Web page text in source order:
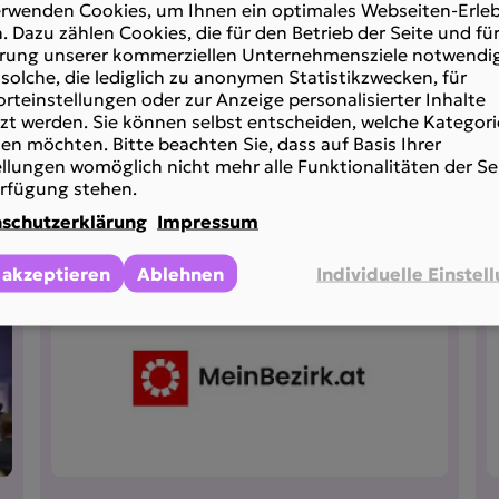
Cookies, um Ihnen ein optimales Webseiten-
Dazu zählen Cookies, die für den Betrieb der Seite und
unserer kommerziellen Unternehmensziele
die lediglich zu anonymen Statistikzwecken, für
oder zur Anzeige personalisierter Inhalte
werden. Sie können selbst entscheiden, welche
möchten. Bitte beachten Sie, dass auf Basis Ihrer
womöglich nicht mehr alle Funktionalitäten der
stehen.
Impressum
Individuelle
Ablehnen